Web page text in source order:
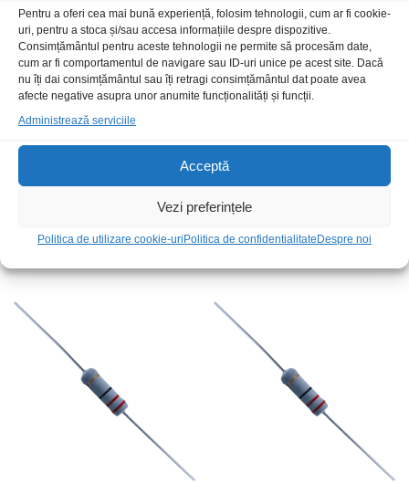
Pentru a oferi cea mai bună experiență, folosim tehnologii, cum ar fi cookie-
uri, pentru a stoca și/sau accesa informațiile despre dispozitive.
Consimțământul pentru aceste tehnologii ne permite să procesăm date,
cum ar fi comportamentul de navigare sau ID-uri unice pe acest site. Dacă
nu îți dai consimțământul sau îți retragi consimțământul dat poate avea
afecte negative asupra unor anumite funcționalități și funcții.
Administrează serviciile
Acceptă
Vezi preferințele
Politica de utilizare cookie-uri Politica de confidentialitate Despre noi
2,00lei/Buc
R 2W 470k MOX
1,00lei/Buc